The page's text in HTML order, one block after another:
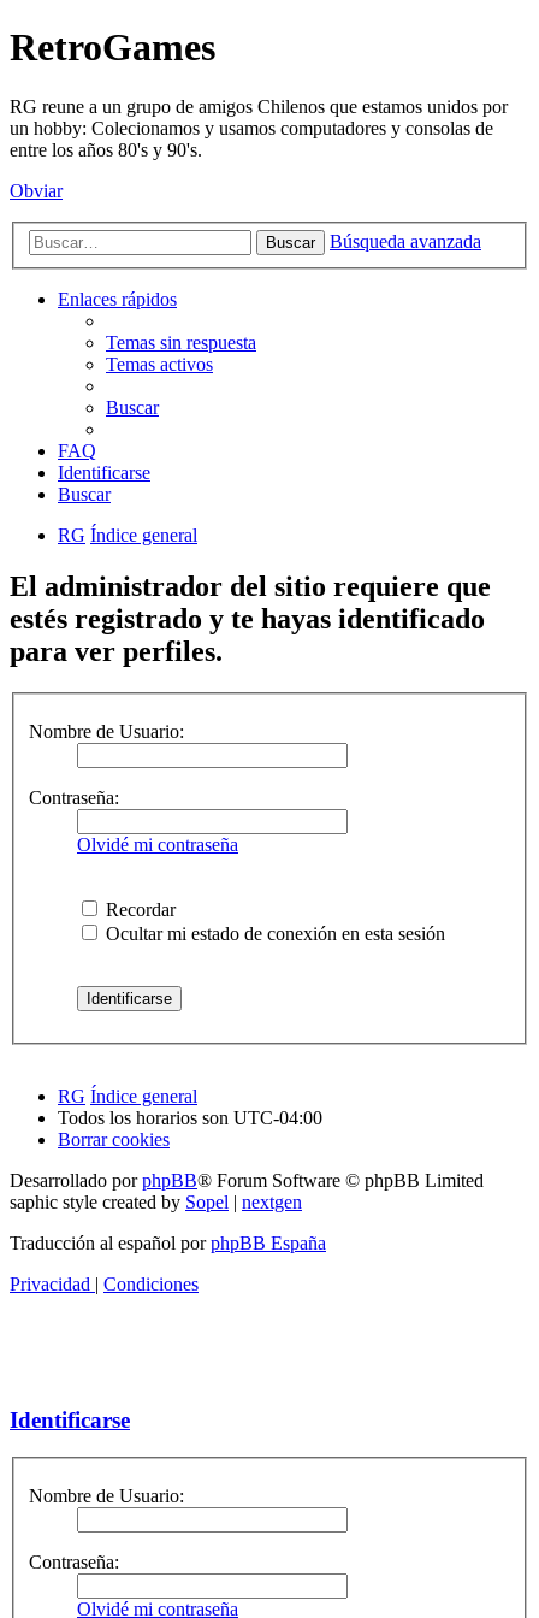
RetroGames
RG reune a un grupo de amigos Chilenos que estamos unidos por
un hobby: Colecionamos y usamos computadores y consolas de
entre los años 80's y 90's.
Obviar
Buscar Búsqueda avanzada
Enlaces rápidos
Temas sin respuesta
Temas activos
Buscar
FAQ
Identificarse
Buscar
RG Índice general
El administrador del sitio requiere que
estés registrado y te hayas identificado
para ver perfiles.
Nombre de Usuario:
Contraseña:
Olvidé mi contraseña
Recordar
Ocultar mi estado de conexión en esta sesión
RG Índice general
Todos los horarios son UTC-04:00
Borrar cookies
Desarrollado porphpBB® Forum Software © phpBB Limited
saphic style created by Sopel | nextgen
Traducción al español porphpBB España
Privacidad | Condiciones
Identificarse
Nombre de Usuario:
Contraseña:
Olvidé mi contraseña